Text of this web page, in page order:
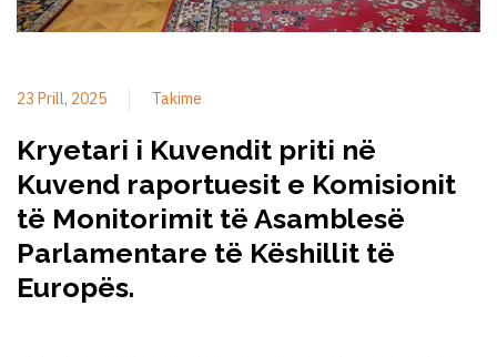
23 Prill, 2025 Takime
Kryetari i Kuvendit priti në
Kuvend raportuesit e Komisionit
të Monitorimit të Asamblesë
Parlamentare të Këshillit të
Europës.